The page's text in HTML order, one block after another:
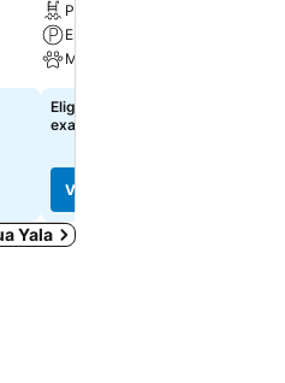
Piscina
Estacionamiento
Mascotas permitidas
Elige fechas para ver los precios
exactos
Ver precios
Yala